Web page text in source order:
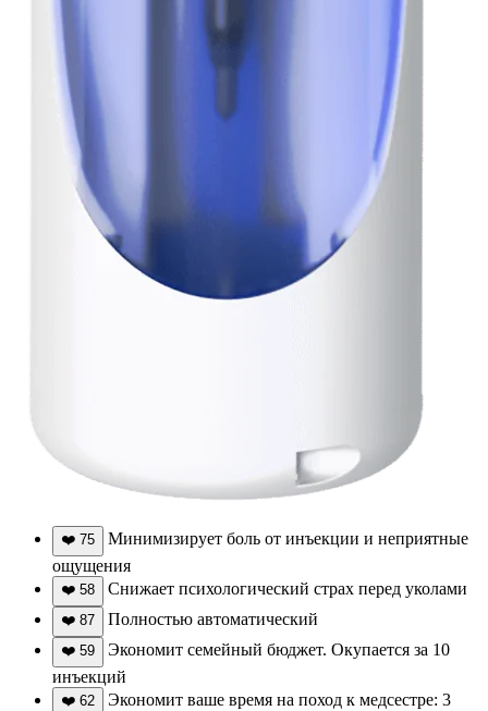
❤️ 75
Минимизирует боль от инъекции и неприятные
ощущения
❤️ 58 Снижает психологический страх перед уколами
❤️ 87 Полностью автоматический
❤️ 59
Экономит семейный бюджет. Окупается за 10
инъекций
❤️ 62
Экономит ваше время на поход к медсестре: 3